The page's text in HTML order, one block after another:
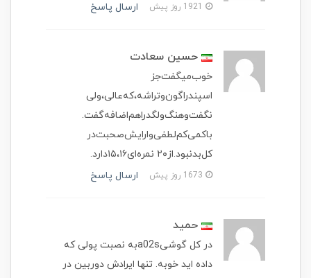
ارسال پاسخ
حسین سعادت
خوب‌میگفت‌جز‌
اسپندراگون‌وتراشه‌‌،که‌عالی‌،ولی‌
نگفت‌وهنگ‌ولگد‌را‌هم‌اضافه‌گفت‌‌.
باکمی‌کم‌لطفی‌وارایش‌صحبت‌در
کل‌بد‌نبود‌.از‌۲۰‌‌ نمره‌ای۱۵،۱۶‌دارد.
ارسال پاسخ
حمید
در کل گوشیa02sبه نصبت پولی که
داده اید خوبه. تنها ایرادش دوربین در